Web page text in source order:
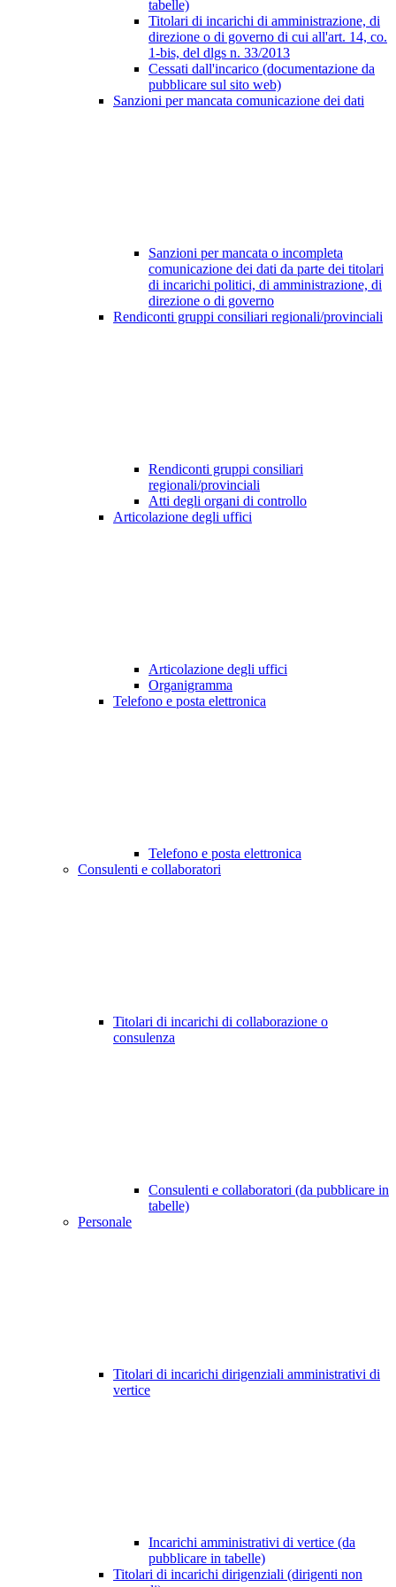
tabelle)
Titolari di incarichi di amministrazione, di
direzione o di governo di cui all'art. 14, co.
1-bis, del dlgs n. 33/2013
Cessati dall'incarico (documentazione da
pubblicare sul sito web)
Sanzioni per mancata comunicazione dei dati
Sanzioni per mancata o incompleta
comunicazione dei dati da parte dei titolari
di incarichi politici, di amministrazione, di
direzione o di governo
Rendiconti gruppi consiliari regionali/provinciali
Rendiconti gruppi consiliari
regionali/provinciali
Atti degli organi di controllo
Articolazione degli uffici
Articolazione degli uffici
Organigramma
Telefono e posta elettronica
Telefono e posta elettronica
Consulenti e collaboratori
Titolari di incarichi di collaborazione o
consulenza
Consulenti e collaboratori (da pubblicare in
tabelle)
Personale
Titolari di incarichi dirigenziali amministrativi di
vertice
Incarichi amministrativi di vertice (da
pubblicare in tabelle)
Titolari di incarichi dirigenziali (dirigenti non